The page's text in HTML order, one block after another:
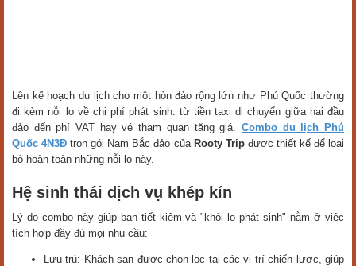
Lên kế hoạch du lịch cho một hòn đảo rộng lớn như Phú Quốc thường
đi kèm nỗi lo về chi phí phát sinh: từ tiền taxi di chuyển giữa hai đầu
đảo đến phí VAT hay vé tham quan tăng giá. Combo du lịch Phú
Quốc 4N3Đ trọn gói Nam Bắc đảo của Rooty Trip được thiết kế để loại
bỏ hoàn toàn những nỗi lo này.
Hệ sinh thái dịch vụ khép kín
Lý do combo này giúp bạn tiết kiệm và "khỏi lo phát sinh" nằm ở việc
tích hợp đầy đủ mọi nhu cầu:
Lưu trú: Khách sạn được chọn lọc tại các vị trí chiến lược, giúp